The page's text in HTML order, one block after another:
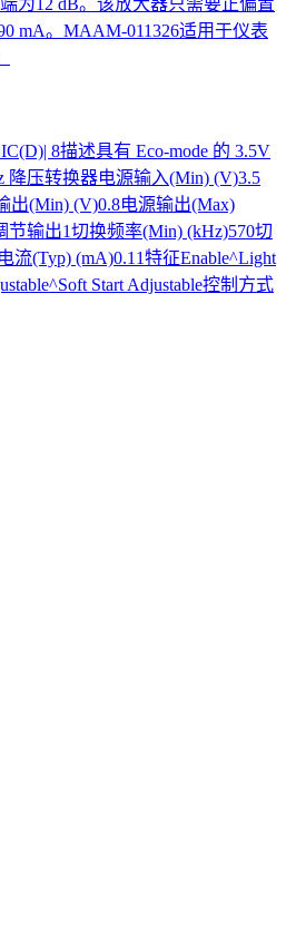
为12 dB。该放大器只需要正偏置
mA。MAAM-011326适用于仪表
8描述具有 Eco-mode 的 3.5V
降压转换器电源输入(Min) (V)3.5
出(Min) (V)0.8电源输出(Max)
输出1切换频率(Min) (kHz)570切
流(Typ) (mA)0.11特征Enable^Light
Start Adjustable控制方式